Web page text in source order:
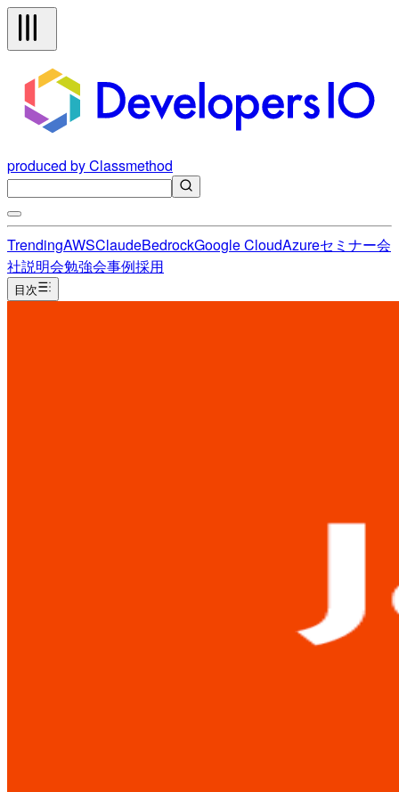
produced by Classmethod
TrendingAWSClaudeBedrockGoogle CloudAzureセミナー会
社説明会勉強会事例採用
目次